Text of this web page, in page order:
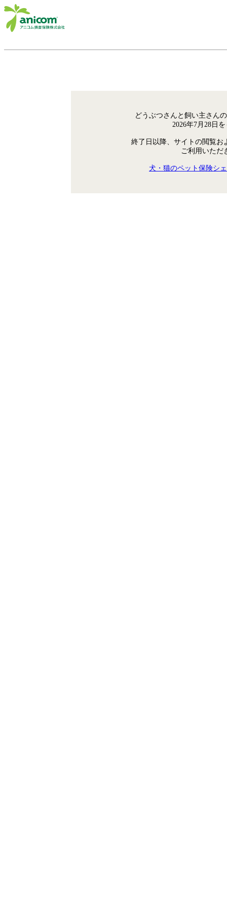
どうぶつさんと飼い主さん
2026年7月28日
終了日以降、サイトの閲覧お
ご利用いただ
犬・猫のペット保険シ